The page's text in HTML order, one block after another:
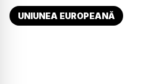
UNIUNEA EUROPEANĂ